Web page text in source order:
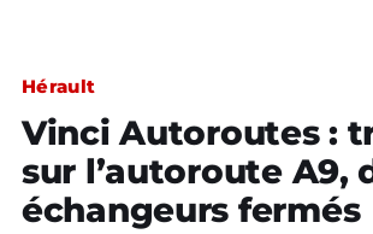
Hérault
Vinci Autoroutes :
sur l’autoroute A9,
échangeurs fermés